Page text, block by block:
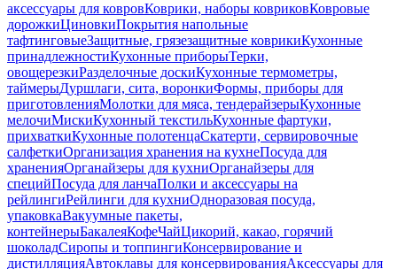
аксессуары для ковровКоврики, наборы ковриковКовровые
дорожкиЦиновкиПокрытия напольные
тафтинговыеЗащитные, грязезащитные коврикиКухонные
принадлежностиКухонные приборыТерки,
овощерезкиРазделочные доскиКухонные термометры,
таймерыДуршлаги, сита, воронкиФормы, приборы для
приготовленияМолотки для мяса, тендерайзерыКухонные
мелочиМискиКухонный текстильКухонные фартуки,
прихваткиКухонные полотенцаСкатерти, сервировочные
салфеткиОрганизация хранения на кухнеПосуда для
храненияОрганайзеры для кухниОрганайзеры для
специйПосуда для ланчаПолки и аксессуары на
рейлингиРейлинги для кухниОдноразовая посуда,
упаковкаВакуумные пакеты,
контейнерыБакалеяКофеЧайЦикорий, какао, горячий
шоколадСиропы и топпингиКонсервирование и
дистилляцияАвтоклавы для консервированияАксессуары для